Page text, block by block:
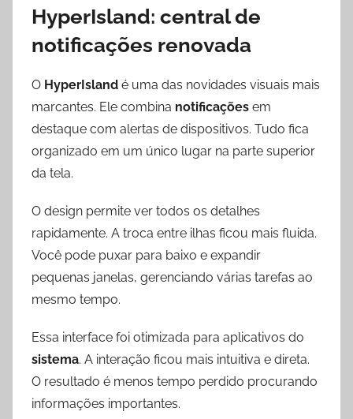
HyperIsland: central de
notificações renovada
O HyperIsland é uma das novidades visuais mais
marcantes. Ele combina notificações em
destaque com alertas de dispositivos. Tudo fica
organizado em um único lugar na parte superior
da tela.
O design permite ver todos os detalhes
rapidamente. A troca entre ilhas ficou mais fluida.
Você pode puxar para baixo e expandir
pequenas janelas, gerenciando várias tarefas ao
mesmo tempo.
Essa interface foi otimizada para aplicativos do
sistema. A interação ficou mais intuitiva e direta.
O resultado é menos tempo perdido procurando
informações importantes.